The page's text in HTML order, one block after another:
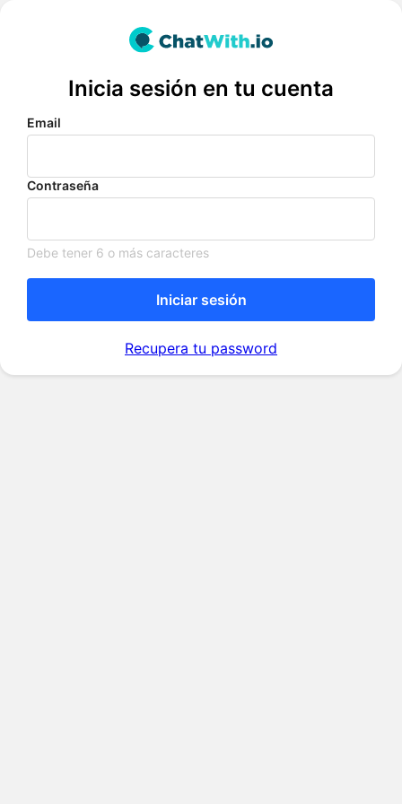
Inicia sesión en tu cuenta
Email
Contraseña
Debe tener 6 o más caracteres
Iniciar sesión
Recupera tu password